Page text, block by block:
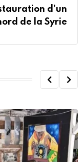
d’un
de la Syrie